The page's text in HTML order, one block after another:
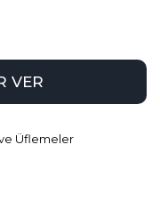
VER
Üflemeler